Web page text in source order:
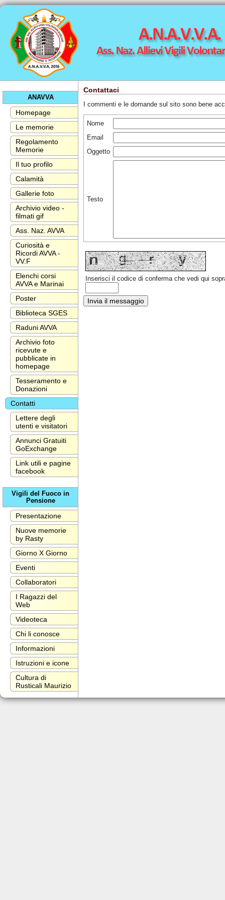
ANAVVA
Homepage
Le memorie
Regolamento
Memorie
Il tuo profilo
Calamità
Gallerie foto
Archivio video -
filmati gif
Ass. Naz. AVVA
Curiosità e
Ricordi AVVA -
VV.F
Elenchi corsi
AVVA e Marinai
Poster
Biblioteca SGES
Raduni AVVA
Archivio foto
ricevute e
pubblicate in
homepage
Tesseramento e
Donazioni
Contatti
Lettere degli
utenti e visitatori
Annunci Gratuiti
GoExchange
Link utili e pagine
facebook
Vigili del Fuoco in
Pensione
Presentazione
Nuove memorie
by Rasty
Giorno X Giorno
Eventi
Collaboratori
I Ragazzi del
Web
Videoteca
Chi li conosce
Informazioni
Istruzioni e icone
Cultura di
Rusticali Maurizio
Contattaci
I commenti e le domande sul sito sono bene
Nome
Email
Oggetto
Testo
Inserisci il codice di conferma che vedi qui